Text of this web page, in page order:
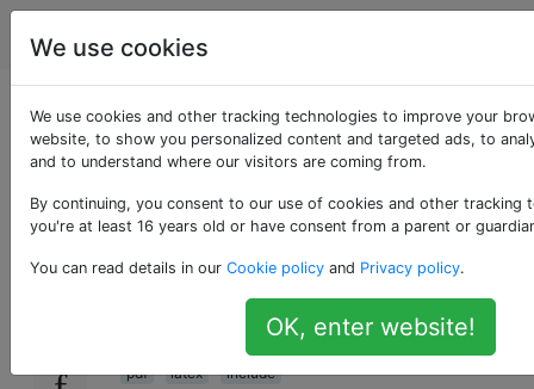
Programmierung
Einfügen einer PDF-
Datei in Latex
500
Ich versuche, eine PDF- oder Dokumentdatei
als Anhang in meine Latexdatei einzufügen.
Weißt du, wie ich das machen kann?
pdf latex
include
We use cookies
We use cookies and other tracking technologies to improve your
website, to show you personalized content and targeted ads, to
and to understand where our visitors are coming from.
By continuing, you consent to our use of cookies and other tracking
you're at least 16 years old or have consent from a parent or
You can read details in our Cookie policy and Privacy policy.
OK, enter website!